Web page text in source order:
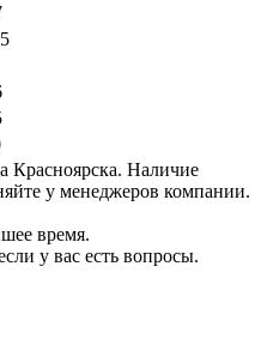
Красноярска. Наличие
у менеджеров компании.
время.
у вас есть вопросы.